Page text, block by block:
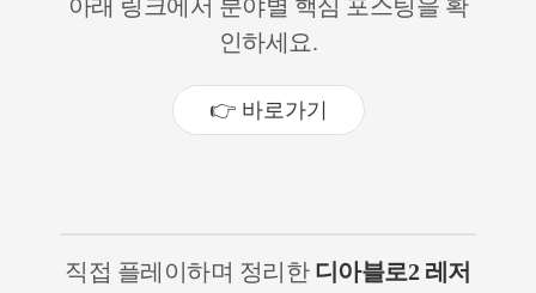
아래 링크에서 분야별 핵심 포스팅을 확
인하세요.
👉 바로가기
직접 플레이하며 정리한 디아블로2 레저